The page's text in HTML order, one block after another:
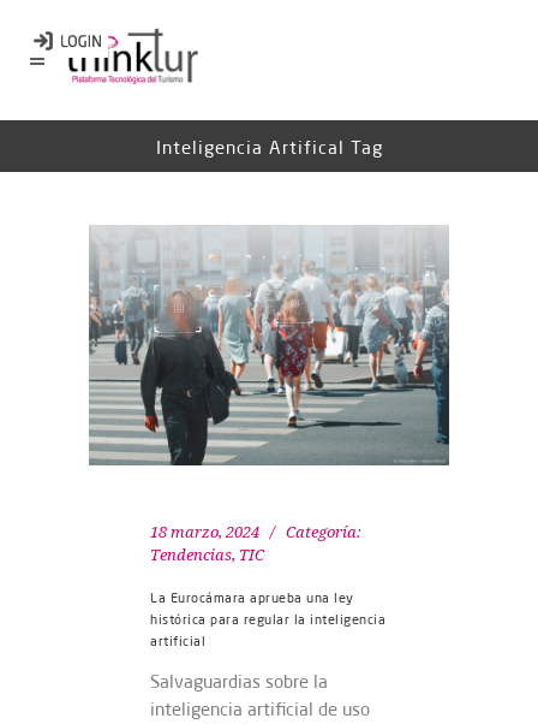
Inteligencia Artifical Tag
18 marzo, 2024
Categoría:
Tendencias, TIC
La Eurocámara aprueba una ley
histórica para regular la inteligencia
artificial
Salvaguardias sobre la
inteligencia artificial de uso